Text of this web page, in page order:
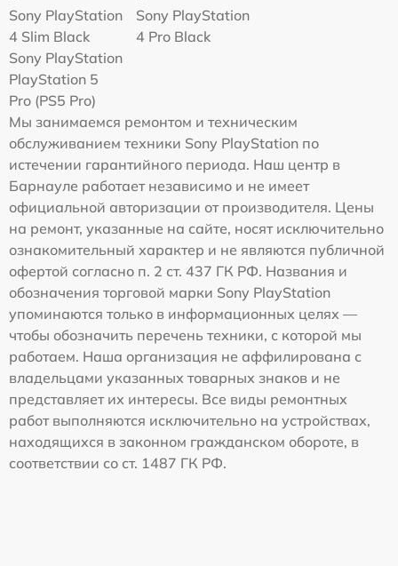
Sony PlayStation
4 Slim Black
Sony PlayStation
4 Pro Black
Sony PlayStation
PlayStation 5
Pro (PS5 Pro)
Мы занимаемся ремонтом и техническим
обслуживанием техники Sony PlayStation по
истечении гарантийного периода. Наш центр в
Барнауле работает независимо и не имеет
официальной авторизации от производителя. Цены
на ремонт, указанные на сайте, носят исключительно
ознакомительный характер и не являются публичной
офертой согласно п. 2 ст. 437 ГК РФ. Названия и
обозначения торговой марки Sony PlayStation
упоминаются только в информационных целях —
чтобы обозначить перечень техники, с которой мы
работаем. Наша организация не аффилирована с
владельцами указанных товарных знаков и не
представляет их интересы. Все виды ремонтных
работ выполняются исключительно на устройствах,
находящихся в законном гражданском обороте, в
соответствии со ст. 1487 ГК РФ.